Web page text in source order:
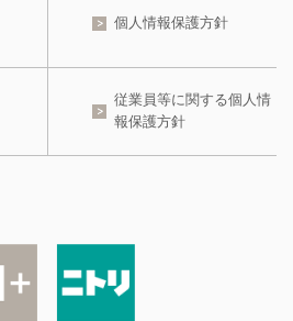
個人情報保護方針
従業員等に関する個人情
報保護方針